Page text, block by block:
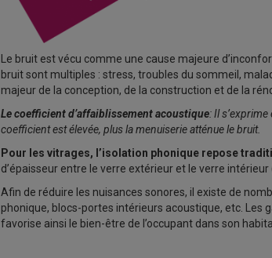
Le bruit est vécu comme une cause majeure
bruit sont multiples : stress, troubles du sommeil,
majeur de la conception, de la construction et de la
Le coefficient d’affaiblissement acoustique: Il
coefficient est élevée, plus la menuiserie atténue le bruit.
Pour les vitrages, l’isolation phonique repose
d’épaisseur entre le verre extérieur et le verre
Afin de réduire les nuisances sonores, il existe de
phonique, blocs-portes intérieurs acoustique, etc. Les
favorise ainsi le bien-être de l’occupant dans son